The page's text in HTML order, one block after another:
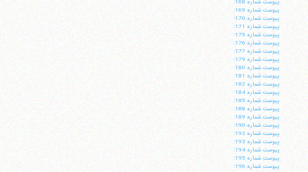
پيوست شماره 168:
پيوست شماره 169:
پيوست شماره 170:
پيوست شماره 171:
پيوست شماره 175:
پيوست شماره 176:
پيوست شماره 177:
پيوست شماره 179:
پيوست شماره 180:
پيوست شماره 181:
پيوست شماره 182:
پيوست شماره 184:
پيوست شماره 185:
پيوست شماره 188:
پيوست شماره 189:
پيوست شماره 190:
پيوست شماره 192:
پيوست شماره 193:
پيوست شماره 194:
پيوست شماره 195:
پيوست شماره 196: